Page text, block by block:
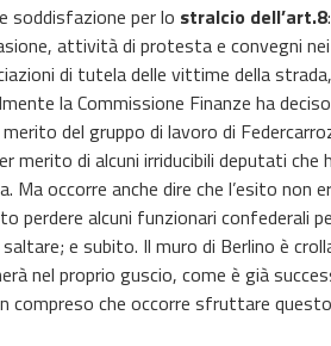
soddisfazione per lo stralcio dell’art.8:
attività di protesta e convegni
di tutela delle vittime della
la Commissione Finanze ha
del gruppo di lavoro di
merito di alcuni irriducibili deputati che
Ma occorre anche dire che l’esito
alcuni funzionari confederali
e subito. Il muro di Berlino è
nel proprio guscio, come è già
compreso che occorre sfruttare